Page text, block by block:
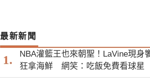
最新新聞
NBA灌籃王也來朝聖！LaVine現身
狂拿海鮮 網笑：吃飯免費看球星